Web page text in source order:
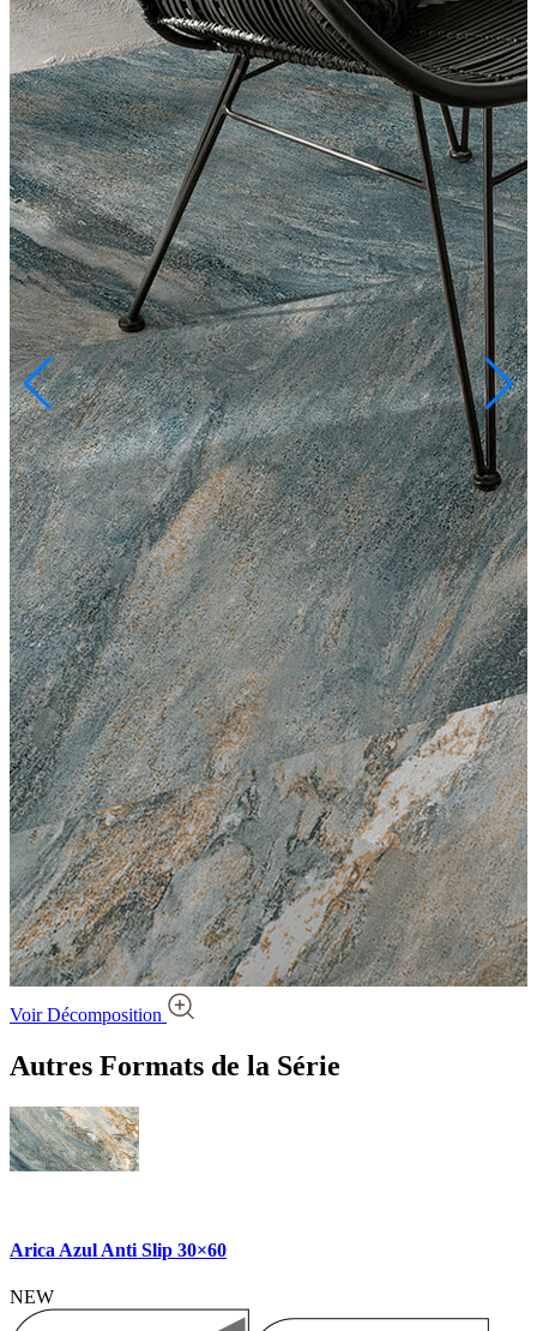
Voir Décomposition
Autres Formats de la Série
Arica Azul Anti Slip 30×60
NEW